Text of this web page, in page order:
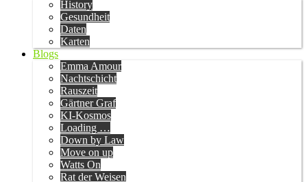
History
Gesundheit
Daten
Karten
Blogs
Emma Amour
Nachtschicht
Rauszeit
Gärtner Graf
KI-Kosmos
Loading …
Down by Law
Move on up
Watts On
Rat der Weisen